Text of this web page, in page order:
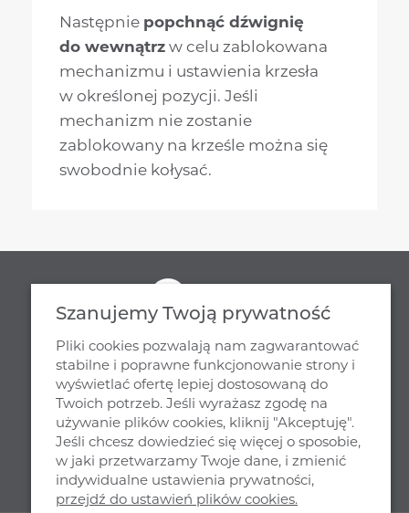
Następnie popchnąć dźwignię
do wewnątrz w celu zablokowana
mechanizmu i ustawienia krzesła
w określonej pozycji. Jeśli
mechanizm nie zostanie
zablokowany na krześle można się
swobodnie kołysać.
NASZA SIEDZIBA
MJ DESIGN
WIENIEC, UL. PARKOWA 29
87 - 880 BRZEŚĆ KUJAWSKI
Szanujemy Twoją prywatność
Pliki cookies pozwalają nam zagwarantować
stabilne i poprawne funkcjonowanie strony i
wyświetlać ofertę lepiej dostosowaną do
Twoich potrzeb. Jeśli wyrażasz zgodę na
używanie plików cookies, kliknij "Akceptuję".
Jeśli chcesz dowiedzieć się więcej o sposobie,
w jaki przetwarzamy Twoje dane, i zmienić
indywidualne ustawienia prywatności,
przejdź do ustawień plików cookies.